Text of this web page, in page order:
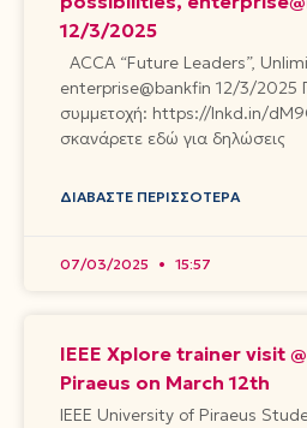
12/3/2025
ACCA “Future Leaders”,
enterprise@bankfin 12/3/2025
συμμετοχή: https://lnkd.in/
σκανάρετε εδώ για δηλώσεις
ΔΙΑΒΆΣΤΕ ΠΕΡΙΣΣΌΤΕΡΑ
07/03/2025 15:57
IEEE Xplore trainer visit
Piraeus on March 12th
IEEE University of Piraeus